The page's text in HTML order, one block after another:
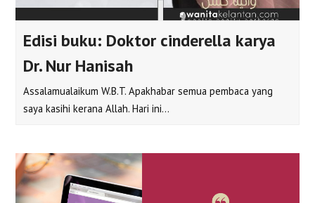
Edisi buku: Doktor cinderella karya
Dr. Nur Hanisah
Assalamualaikum W.B.T. Apakhabar semua pembaca yang
saya kasihi kerana Allah. Hari ini…